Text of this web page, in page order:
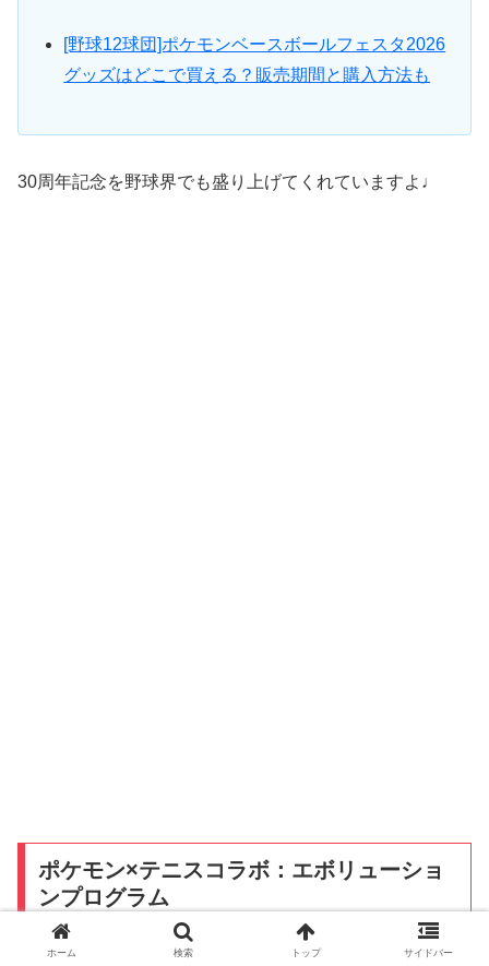
[野球12球団]ポケモンベースボールフェスタ2026
グッズはどこで買える？販売期間と購入方法も
30周年記念を野球界でも盛り上げてくれていますよ♩
ポケモン×テニスコラボ：エボリューショ
ンプログラム
ホーム 検索 トップ サイドバー